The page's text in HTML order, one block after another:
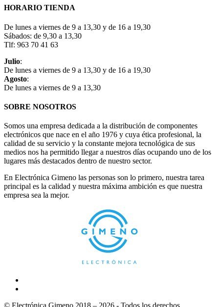
HORARIO TIENDA
De lunes a viernes de 9 a 13,30 y de 16 a 19,30
Sábados: de 9,30 a 13,30
Tlf: 963 70 41 63
Julio:
De lunes a viernes de 9 a 13,30 y de 16 a 19,30
Agosto:
De lunes a viernes de 9 a 13,30
SOBRE NOSOTROS
Somos una empresa dedicada a la distribución de componentes
electrónicos que nace en el año 1976 y cuya ética profesional, la
calidad de su servicio y la constante mejora tecnológica de sus
medios nos ha permitido llegar a nuestros días ocupando uno de los
lugares más destacados dentro de nuestro sector.
En Electrónica Gimeno las personas son lo primero, nuestra tarea
principal es la calidad y nuestra máxima ambición es que nuestra
empresa sea la mejor.
© Electrónica Gimeno 2018 – 2026 - Todos los derechos